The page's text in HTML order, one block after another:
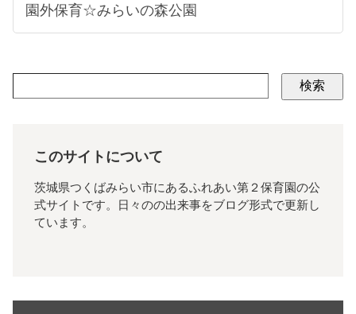
園外保育☆みらいの森公園
検索
このサイトについて
茨城県つくばみらい市にあるふれあい第２保育園の公
式サイトです。日々のの出来事をブログ形式で更新し
ています。